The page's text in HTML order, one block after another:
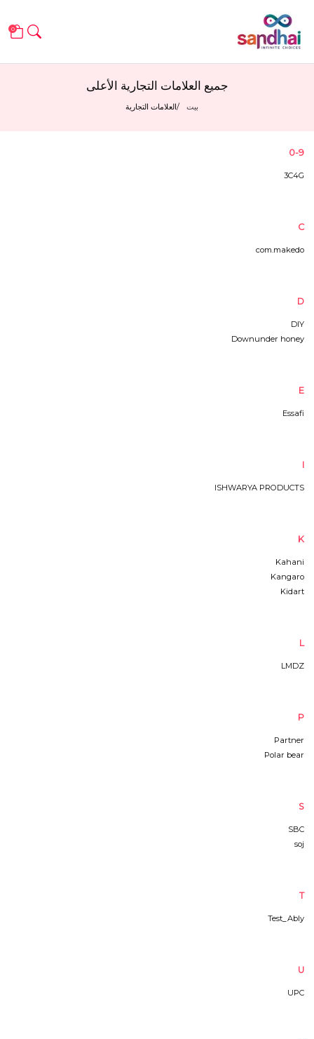
0
جميع العلامات التجارية الأعلى
بيت العلامات التجارية
0-9
3C4G
C
com.makedo
D
DIY
Downunder honey
E
Essafi
I
ISHWARYA PRODUCTS
K
Kahani
Kangaro
Kidart
L
LMDZ
P
Partner
Polar bear
S
SBC
soj
T
Test_Ably
U
UPC